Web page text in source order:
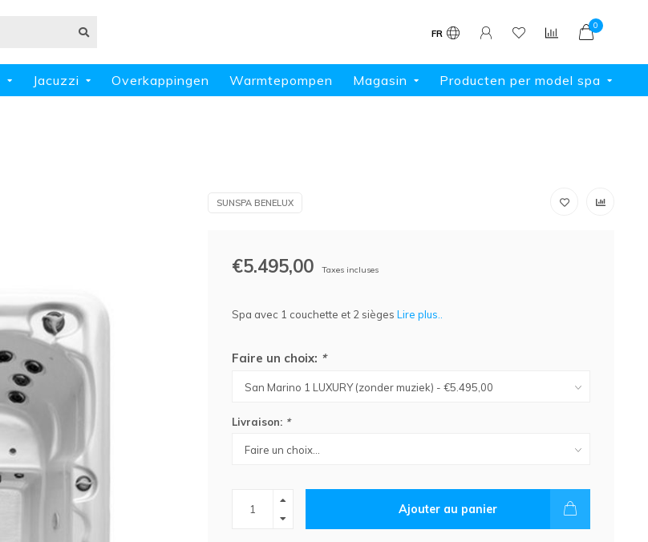
FR
0
Jacuzzi Overkappingen Warmtepompen Magasin Producten per model spa
SUNSPA BENELUX
€5.495,00 Taxes incluses
Spa avec 1 couchette et 2 sièges Lire plus..
Faire un choix: *
Livraison: *
Ajouter au panier